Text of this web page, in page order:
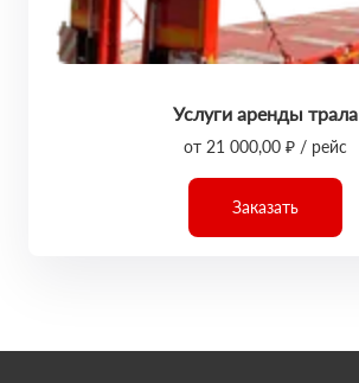
Услуги аренды трала
от 21 000,00 ₽ / рейс
Заказать